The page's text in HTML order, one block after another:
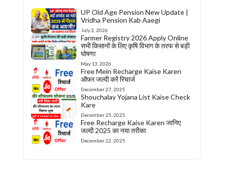
UP Old Age Pension New Update |
Vridha Pension Kab Aaegi
July 2, 2026
Farmer Registry 2026 Apply Online
सभी किसानों के लिए कृषि विभाग के तरफ से बड़ी
घोषणा
May 13, 2026
Free Mein Recharge Kaise Karen
ऑफर जल्दी करें रिचार्ज
December 27, 2025
Shouchalay Yojana List Kaise Check
Kare
December 25, 2025
Free Recharge Kaise Karen जानिए
जल्दी 2025 का नया तरीका
December 22, 2025